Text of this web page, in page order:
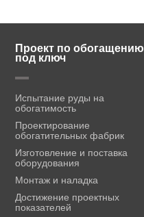
Проект по обогащению
под ключ
Испытание руды на
обогатимость
Проектирование
обогатительных фабрик
Изготовление и поставка
оборудования
Монтаж и наладка
Достижение проектных
показателей